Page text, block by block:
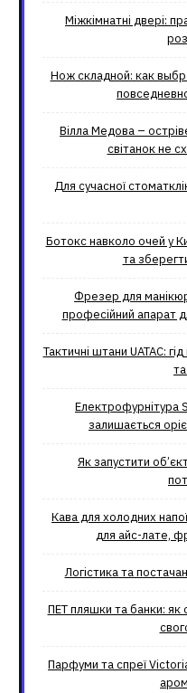
Міжкімнатні двері:
Нож складной: как
Вілла Медова –
світанок не
Для сучасної
Ботокс навколо очей у
та
Фрезер для
професійний апарат
Тактичні штани UATAC:
Електрофурнітура
залишається
Як запустити
Кава для холодних
для айс-лате,
Логістика та
ПЕТ пляшки та банки: як
Парфуми та спреї